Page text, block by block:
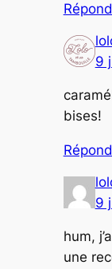
9
bises!
9
hum,
une